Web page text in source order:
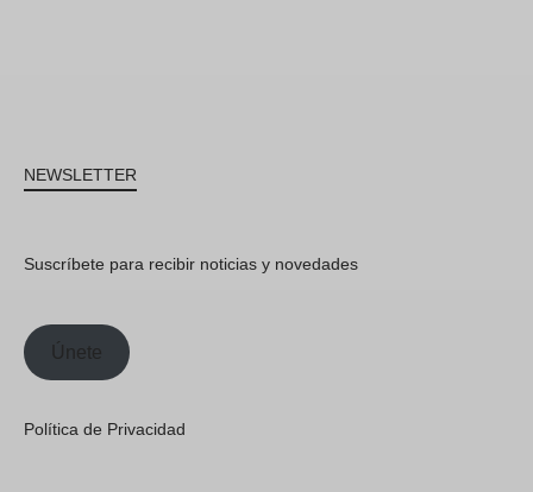
NEWSLETTER
Suscríbete para recibir noticias y novedades
Únete
Política de Privacidad